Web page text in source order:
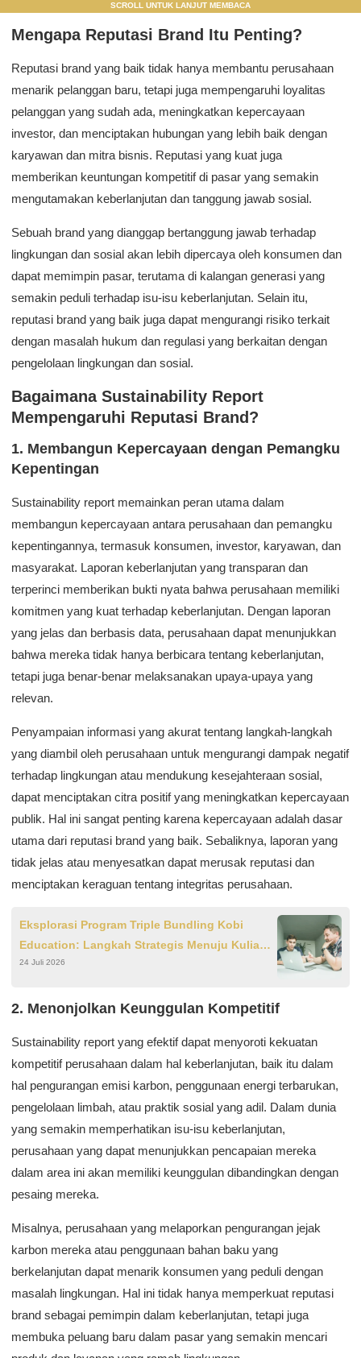
SCROLL UNTUK LANJUT MEMBACA
Mengapa Reputasi Brand Itu Penting?
Reputasi brand yang baik tidak hanya membantu perusahaan
menarik pelanggan baru, tetapi juga mempengaruhi loyalitas
pelanggan yang sudah ada, meningkatkan kepercayaan
investor, dan menciptakan hubungan yang lebih baik dengan
karyawan dan mitra bisnis. Reputasi yang kuat juga
memberikan keuntungan kompetitif di pasar yang semakin
mengutamakan keberlanjutan dan tanggung jawab sosial.
Sebuah brand yang dianggap bertanggung jawab terhadap
lingkungan dan sosial akan lebih dipercaya oleh konsumen dan
dapat memimpin pasar, terutama di kalangan generasi yang
semakin peduli terhadap isu-isu keberlanjutan. Selain itu,
reputasi brand yang baik juga dapat mengurangi risiko terkait
dengan masalah hukum dan regulasi yang berkaitan dengan
pengelolaan lingkungan dan sosial.
Bagaimana Sustainability Report
Mempengaruhi Reputasi Brand?
1. Membangun Kepercayaan dengan Pemangku
Kepentingan
Sustainability report memainkan peran utama dalam
membangun kepercayaan antara perusahaan dan pemangku
kepentingannya, termasuk konsumen, investor, karyawan, dan
masyarakat. Laporan keberlanjutan yang transparan dan
terperinci memberikan bukti nyata bahwa perusahaan memiliki
komitmen yang kuat terhadap keberlanjutan. Dengan laporan
yang jelas dan berbasis data, perusahaan dapat menunjukkan
bahwa mereka tidak hanya berbicara tentang keberlanjutan,
tetapi juga benar-benar melaksanakan upaya-upaya yang
relevan.
Penyampaian informasi yang akurat tentang langkah-langkah
yang diambil oleh perusahaan untuk mengurangi dampak negatif
terhadap lingkungan atau mendukung kesejahteraan sosial,
dapat menciptakan citra positif yang meningkatkan kepercayaan
publik. Hal ini sangat penting karena kepercayaan adalah dasar
utama dari reputasi brand yang baik. Sebaliknya, laporan yang
tidak jelas atau menyesatkan dapat merusak reputasi dan
menciptakan keraguan tentang integritas perusahaan.
Eksplorasi Program Triple Bundling Kobi
Education: Langkah Strategis Menuju Kuliah
S1 di Luar Negeri!
24 Juli 2026
2. Menonjolkan Keunggulan Kompetitif
Sustainability report yang efektif dapat menyoroti kekuatan
kompetitif perusahaan dalam hal keberlanjutan, baik itu dalam
hal pengurangan emisi karbon, penggunaan energi terbarukan,
pengelolaan limbah, atau praktik sosial yang adil. Dalam dunia
yang semakin memperhatikan isu-isu keberlanjutan,
perusahaan yang dapat menunjukkan pencapaian mereka
dalam area ini akan memiliki keunggulan dibandingkan dengan
pesaing mereka.
Misalnya, perusahaan yang melaporkan pengurangan jejak
karbon mereka atau penggunaan bahan baku yang
berkelanjutan dapat menarik konsumen yang peduli dengan
masalah lingkungan. Hal ini tidak hanya memperkuat reputasi
brand sebagai pemimpin dalam keberlanjutan, tetapi juga
membuka peluang baru dalam pasar yang semakin mencari